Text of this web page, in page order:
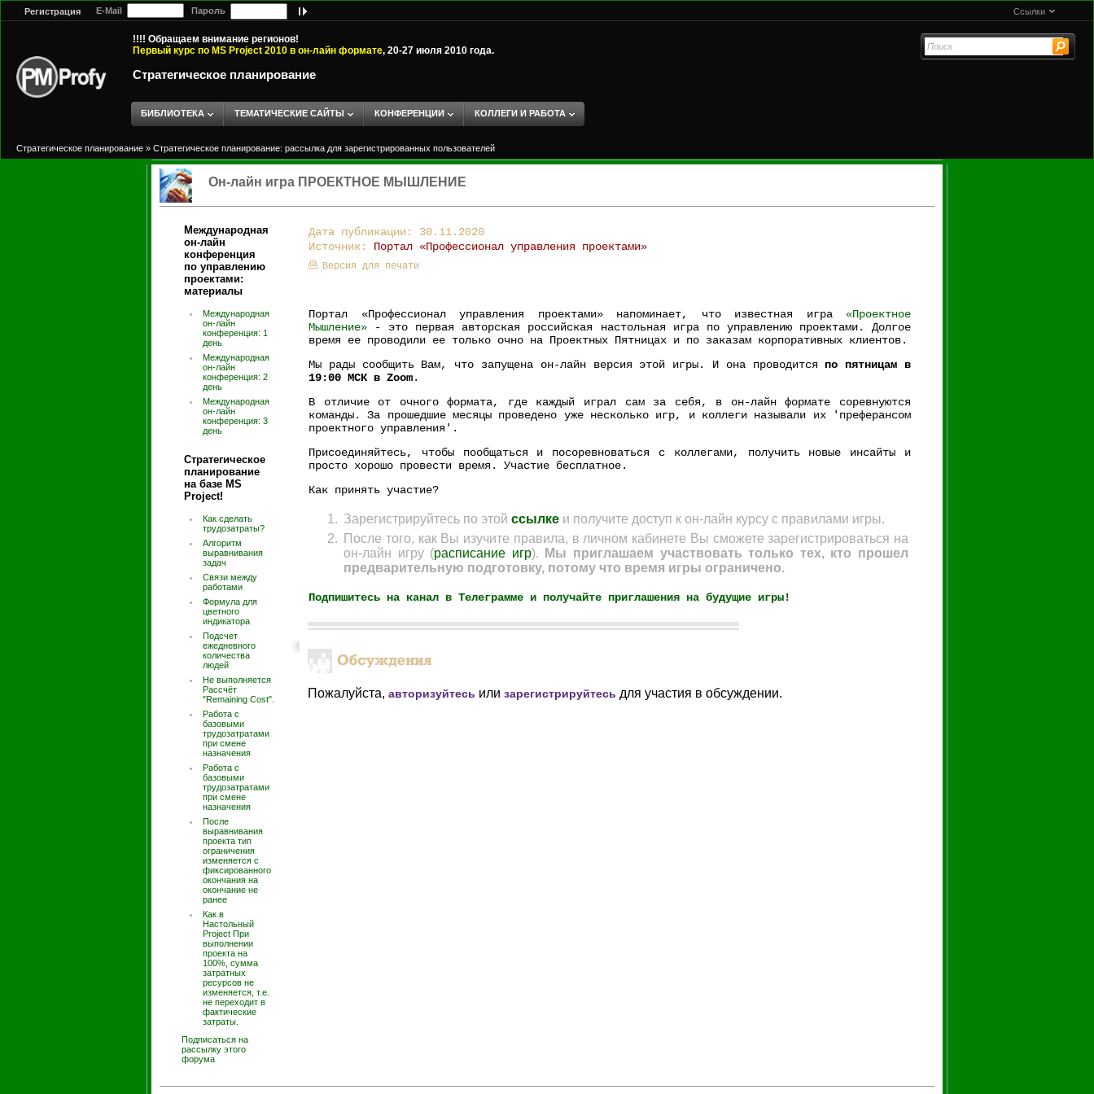
Регистрация E-Mail Пароль Ссылки
!!!! Обращаем внимание регионов!
Первый курс по MS Project 2010 в он-лайн формате, 20-27 июля 2010 года.
Стратегическое планирование
БИБЛИОТЕКА ТЕМАТИЧЕСКИЕ САЙТЫ КОНФЕРЕНЦИИ КОЛЛЕГИ И РАБОТА
Стратегическое планирование » Стратегическое планирование: рассылка для зарегистрированных пользователей
Он-лайн игра ПРОЕКТНОЕ МЫШЛЕНИЕ
Международная
он-лайн
конференция
по управлению
проектами:
материалы
Международная
он-лайн
конференция: 1
день
Международная
он-лайн
конференция: 2
день
Международная
он-лайн
конференция: 3
день
Стратегическое
планирование
на базе MS
Project!
Как сделать
трудозатраты?
Алгоритм
выравнивания
задач
Связи между
работами
Формула для
цветного
индикатора
Подсчет
ежедневного
количества
людей
Не выполняется
Рассчёт
"Remaining Cost".
Работа с
базовыми
трудозатратами
при смене
назначения
Работа с
базовыми
трудозатратами
при смене
назначения
После
выравнивания
проекта тип
ограничения
изменяется с
фиксированного
окончания на
окончание не
ранее
Как в
Настольный
Project При
выполнении
проекта на
100%, сумма
затратных
ресурсов не
изменяется, т.е.
не переходит в
фактические
затраты.
Подписаться на
рассылку этого
форума
Дата публикации: 30.11.2020
Источник: Портал «Профессионал управления проектами»
Версия для печати
Портал «Профессионал управления проектами» напоминает, что известная игра «Проектное
Мышление» - это первая авторская российская настольная игра по управлению проектами. Долгое
время ее проводили ее только очно на Проектных Пятницах и по заказам корпоративных клиентов.
Мы рады сообщить Вам, что запущена он-лайн версия этой игры. И она проводится по пятницам в
19:00 МСК в Zoom.
В отличие от очного формата, где каждый играл сам за себя, в он-лайн формате соревнуются
команды. За прошедшие месяцы проведено уже несколько игр, и коллеги называли их 'преферансом
проектного управления'.
Присоединяйтесь, чтобы пообщаться и посоревноваться с коллегами, получить новые инсайты и
просто хорошо провести время. Участие бесплатное.
Как принять участие?
Зарегистрируйтесь по этой ссылке и получите доступ к он-лайн курсу с правилами игры.
После того, как Вы изучите правила, в личном кабинете Вы сможете зарегистрироваться на
он-лайн игру (расписание игр).
Мы приглашаем участвовать только тех, кто прошел
предварительную подготовку, потому что время игры ограничено.
Подпишитесь на канал в Телеграмме и получайте приглашения на будущие игры!
Пожалуйста, авторизуйтесь или зарегистрируйтесь для участия в обсуждении.